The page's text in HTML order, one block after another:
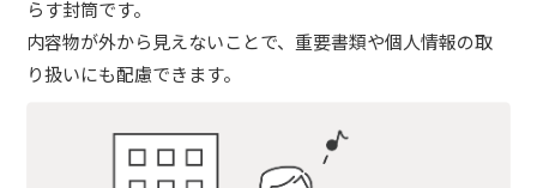
らす封筒です。
内容物が外から見えないことで、重要書類や個人情報の取
り扱いにも配慮できます。